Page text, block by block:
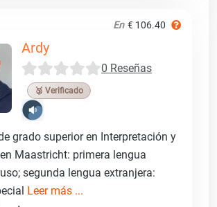
En € 106.40
Ardy
0 Reseñas
🥉 Verificado
grado superior en Interpretación y
Maastricht: primera lengua
segunda lengua extranjera:
Leer más ...